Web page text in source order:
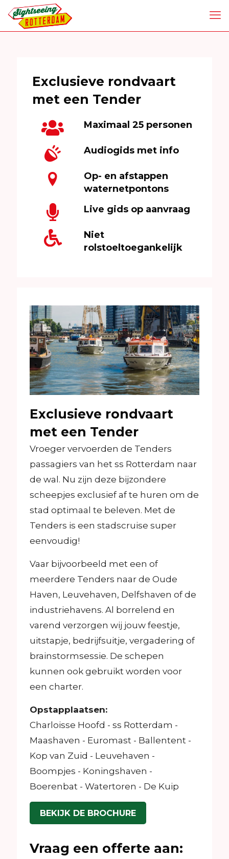
Exclusieve rondvaart
met een Tender
Maximaal 25 personen
Audiogids met info
Op- en afstappen
waternetpontons
Live gids op aanvraag
Niet
rolstoeltoegankelijk
Exclusieve rondvaart
met een Tender
Vroeger vervoerden de Tenders
passagiers van het ss Rotterdam naar
de wal. Nu zijn deze bijzondere
scheepjes exclusief af te huren om de
stad optimaal te beleven. Met de
Tenders is een stadscruise super
eenvoudig!
Vaar bijvoorbeeld met een of
meerdere Tenders naar de Oude
Haven, Leuvehaven, Delfshaven of de
industriehavens. Al borrelend en
varend verzorgen wij jouw feestje,
uitstapje, bedrijfsuitje, vergadering of
brainstormsessie. De schepen
kunnen ook gebruikt worden voor
een charter.
Opstapplaatsen:
Charloisse Hoofd - ss Rotterdam -
Maashaven - Euromast - Ballentent -
Kop van Zuid - Leuvehaven -
Boompjes - Koningshaven -
Boerenbat - Watertoren - De Kuip
BEKIJK DE BROCHURE
Vraag een offerte aan: